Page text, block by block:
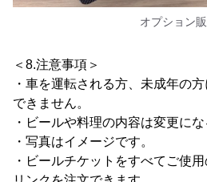
オプション
＜8.注意事項＞
・車を運転される方、未成年の
できません。
・ビールや料理の内容は変更に
・写真はイメージです。
・ビールチケットをすべてご使